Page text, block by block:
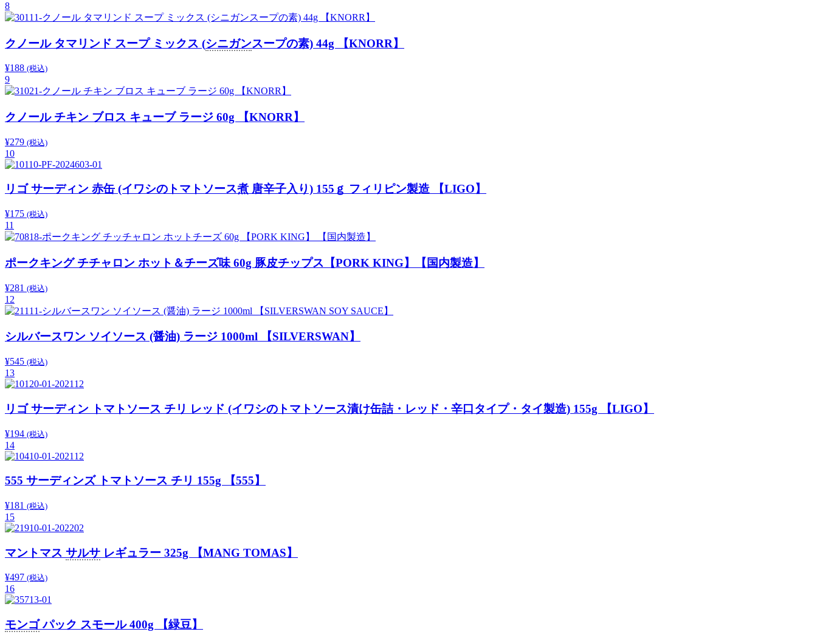
8
クノール タマリンド スープ ミックス (シニガンスープの素) 44g 【KNORR】
¥188 (税込)
9
クノール チキン ブロス キューブ ラージ 60g 【KNORR】
¥279 (税込)
10
リゴ サーディン 赤缶 (イワシのトマトソース煮 唐辛子入り) 155ｇ フィリピン製造 【LIGO】
¥175 (税込)
11
ポークキング チチャロン ホット＆チーズ味 60g 豚皮チップス【PORK KING】【国内製造】
¥281 (税込)
12
シルバースワン ソイソース (醤油) ラージ 1000ml 【SILVERSWAN】
¥545 (税込)
13
リゴ サーディン トマトソース チリ レッド (イワシのトマトソース漬け缶詰・レッド・辛口タイプ・タイ製造) 155g 【LIGO】
¥194 (税込)
14
555 サーディンズ トマトソース チリ 155g 【555】
¥181 (税込)
15
マントマス サルサ レギュラー 325g 【MANG TOMAS】
¥497 (税込)
16
モンゴパック スモール 400g 【緑豆】